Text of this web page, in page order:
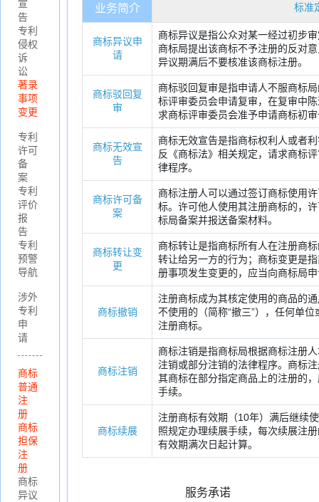
宣
告
专利
侵权
诉
讼
著录
事项
变更
专利
许可
备
案
专利
评价
报
告
专利
预警
导航
涉外
专利
申
请
商标
普通
注
册
商标
担保
注
册
商标
异议
业务简介 标准
商标异议申
请
商标异议是指公众对某一经过初步
商标局提出该商标不予注册的反对
异议期满后不要核准该商标注册。
商标驳回复
审
商标驳回复审是指申请人不服商标
标评审委员会申请复审，在复审中
求商标评审委员会准予申请商标初
商标无效宣
告
商标无效宣告是指商标权利人或者
反《商标法》相关规定，请求商标
律程序。
商标许可备
案
商标注册人可以通过签订商标使用
标。许可他人使用其注册商标的，
标局备案并报送备案材料。
商标转让变
更
商标转让是指商标所有人在注册商
转让给另一方的行为；商标变更是
册事项发生变更的，应当向商标局
商标撤销
注册商标成为其核定使用的商品的
不使用的（简称“撤三”），任何单
注册商标。
商标注销
商标注销是指商标局根据商标注册
注销或部分注销的法律程序。商标
其商标在部分指定商品上的注册的
手续。
商标续展
注册商标有效期（10年）满后继续
照规定办理续展手续，每次续展注
有效期满次日起计算。
服务承诺